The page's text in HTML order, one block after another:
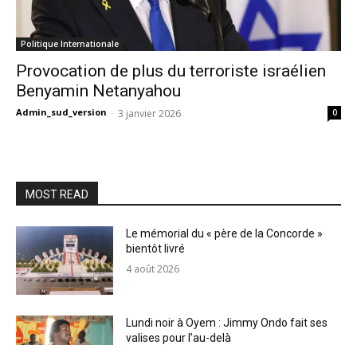
Politique Internationale
Provocation de plus du terroriste israélien
Benyamin Netanyahou
Admin_sud_version - 3 janvier 2026 0
MOST READ
Le mémorial du « père de la Concorde »
bientôt livré
4 août 2026
Lundi noir à Oyem : Jimmy Ondo fait ses
valises pour l’au-delà